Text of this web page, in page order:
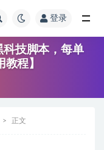
登录
科技脚本，每单
程】
正文